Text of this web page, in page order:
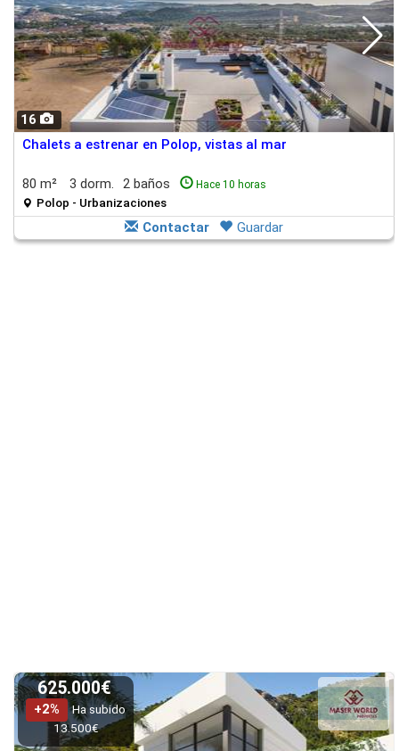
16
Chalets a estrenar en Polop, vistas al mar
80 m² 3 dorm. 2 baños Hace 10 horas
Polop - Urbanizaciones
Contactar Guardar
625.000€
+2%
Ha subido
13.500€